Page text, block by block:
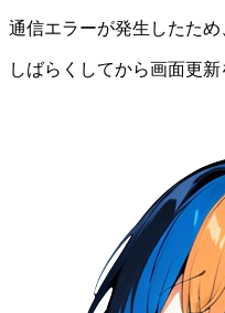
通信エラーが発生したため
しばらくしてから画面更新